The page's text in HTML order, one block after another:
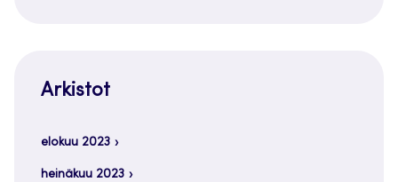
Arkistot
elokuu 2023
heinäkuu 2023